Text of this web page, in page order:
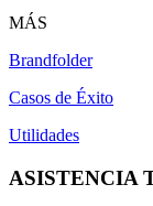
MÁS
Brandfolder
Casos de Éxito
Utilidades
ASISTENCIA